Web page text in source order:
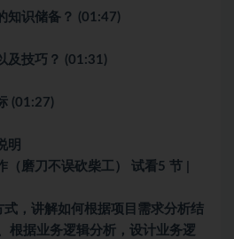
知识储备？ (01:47)
及技巧？ (01:31)
(01:27)
明
（磨刀不误砍柴工） 试看5 节 |
，讲解如何根据项目需求分析结
根据业务逻辑分析，设计业务逻